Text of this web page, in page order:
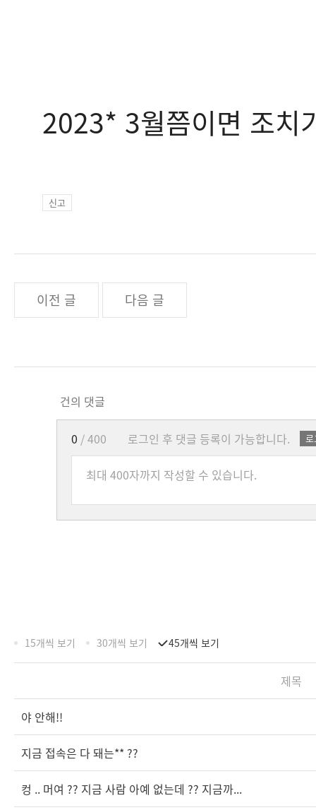
2023* 3월쯤이면 조치
신고
이전 글 다음 글
건의 댓글
로그인 후 댓글 등록이 가능합니다.
0 / 400
15개씩 보기 30개씩 보기 45개씩 보기
제목
야 안해!!
지금 접속은 다 돼는** ??
컹 .. 머여 ?? 지금 사람 아예 없는데 ?? 지금까...